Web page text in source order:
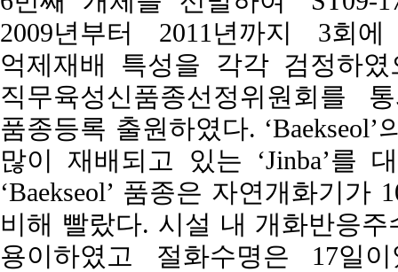
2009년부터 2011년까지 3회
억제재배 특성을 각각 검정하
직무육성신품종선정위원회를
품종등록 출원하였다.
많이 재배되고 있는 ‘Jinba’를
‘Baekseol’ 품종은 자연개화기가
비해 빨랐다. 시설 내 개화반응
용이하였고 절화수명은 17일